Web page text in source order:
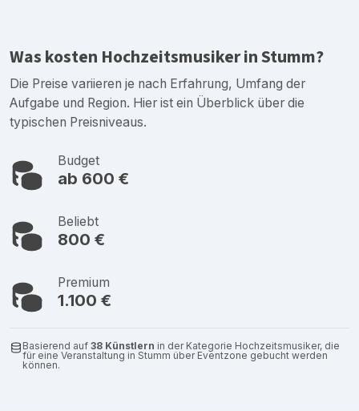
Was kosten Hochzeitsmusiker in Stumm?
Die Preise variieren je nach Erfahrung, Umfang der
Aufgabe und Region. Hier ist ein Überblick über die
typischen Preisniveaus.
Budget
ab 600 €
Beliebt
800 €
Premium
1.100 €
Basierend auf 38 Künstlern in der Kategorie Hochzeitsmusiker, die
für eine Veranstaltung in Stumm über Eventzone gebucht werden
können.